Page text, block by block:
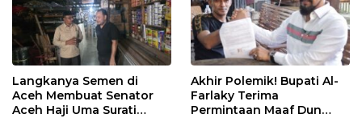
Langkanya Semen di
Aceh Membuat Senator
Aceh Haji Uma Surati
Akhir Polemik! Bupati Al-
Farlaky Terima
Permintaan Maaf Dun